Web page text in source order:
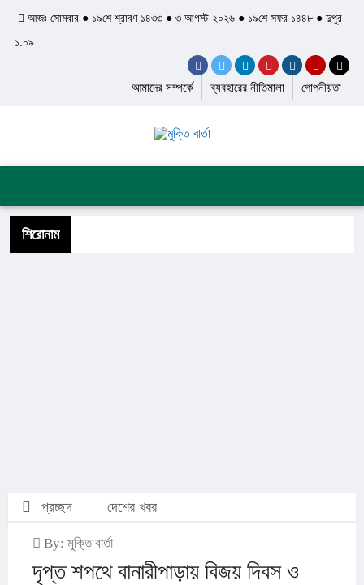
আজঃ সোমবার ● ১৯শে শ্রাবণ ১৪৩৩ ● ৩ আগস্ট ২০২৬ ● ১৯শে সফর ১৪৪৮ ● দুপুর
১:০৯
আমাদের সম্পর্কে ব্যবহারের নীতিমালা গোপনীয়তা
অপরাধ
শিরোনাম
প্রচ্ছদ দেশের খবর
By: মুক্তি বার্তা
দৃপ্ত শপথে বানারীপাড়ায় বিজয় দিবস ও